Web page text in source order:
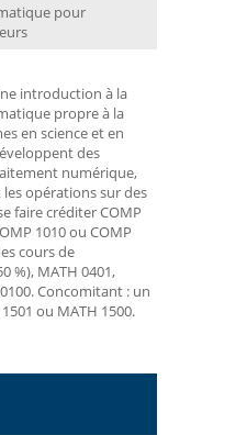
pour
introduction à la
propre à la
en science et en
des
numérique,
les opérations sur des
faire créditer COMP
1010 ou COMP
cours de
%), MATH 0401,
Concomitant : un
ou MATH 1500.